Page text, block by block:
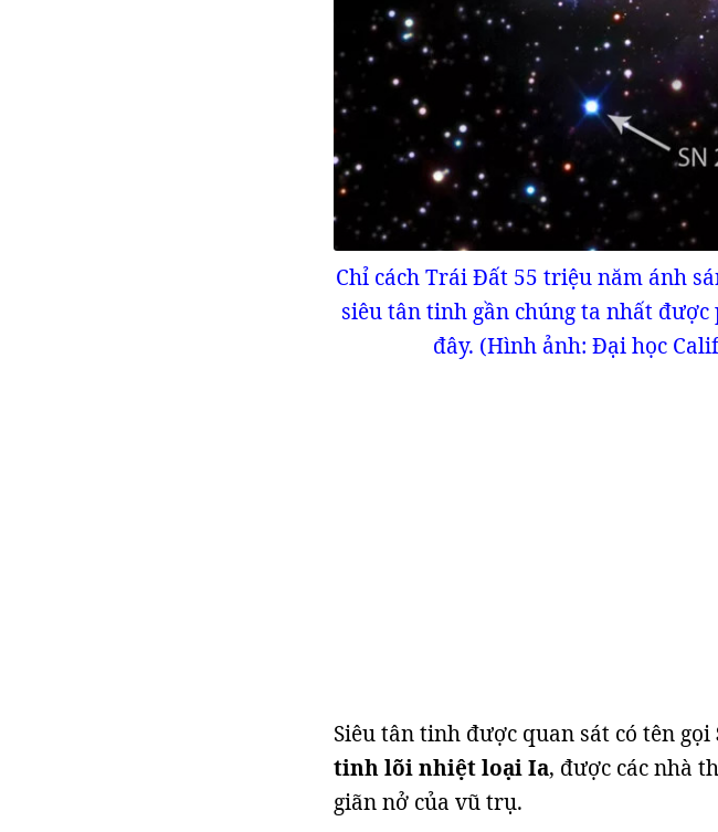
Chỉ cách Trái Đất 55 triệu năm ánh
siêu tân tinh gần chúng ta nhất
đây. (Hình ảnh: Đại học
Siêu tân tinh được quan sát có tên gọi
tinh lõi nhiệt loại Ia, được các nhà
giãn nở của vũ trụ.